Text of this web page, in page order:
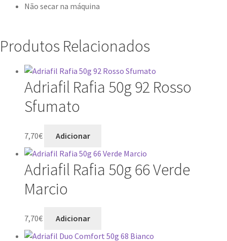
Não secar na máquina
Produtos Relacionados
Adriafil Rafia 50g 92 Rosso
Sfumato
7,70€ Adicionar
Adriafil Rafia 50g 66 Verde
Marcio
7,70€ Adicionar